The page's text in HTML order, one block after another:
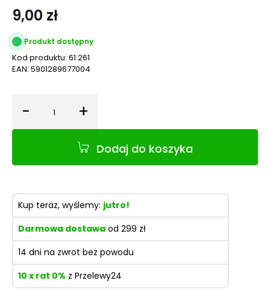
9,00 zł
Produkt dostępny
Kod produktu: 61.261
EAN: 5901289677004
- Ilość +
Dodaj do koszyka
Kup teraz, wyślemy: jutro!
Darmowa dostawa od 299 zł
14 dni na zwrot bez powodu
10 x rat 0% z Przelewy24